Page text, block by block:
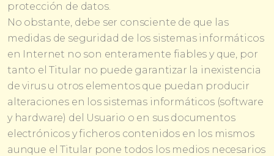
protección de datos.
No obstante, debe ser consciente de que las
medidas de seguridad de los sistemas informáticos
en Internet no son enteramente fiables y que, por
tanto el Titular no puede garantizar la inexistencia
de virus u otros elementos que puedan producir
alteraciones en los sistemas informáticos (software
y hardware) del Usuario o en sus documentos
electrónicos y ficheros contenidos en los mismos
aunque el Titular pone todos los medios necesarios